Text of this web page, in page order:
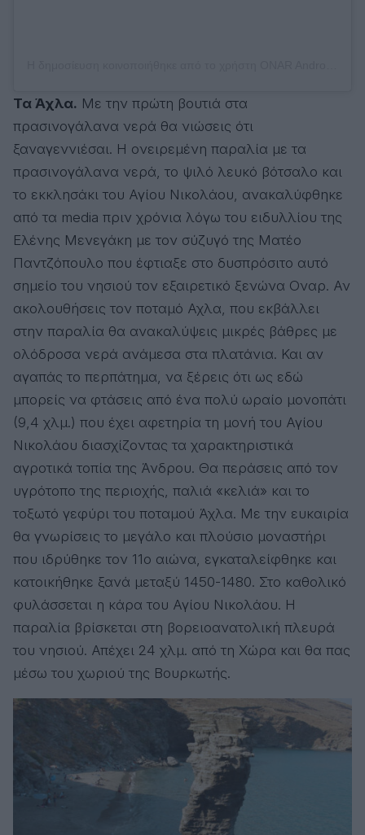
Τα Άχλα. Με την πρώτη βουτιά στα
πρασινογάλανα νερά θα νιώσεις ότι
ξαναγεννιέσαι. Η ονειρεμένη παραλία με τα
πρασινογάλανα νερά, το ψιλό λευκό βότσαλο και
το εκκλησάκι του Αγίου Νικολάου, ανακαλύφθηκε
από τα media πριν χρόνια λόγω του ειδυλλίου της
Ελένης Μενεγάκη με τον σύζυγό της Ματέο
Παντζόπουλο που έφτιαξε στο δυσπρόσιτο αυτό
σημείο του νησιού τον εξαιρετικό ξενώνα Οναρ. Αν
ακολουθήσεις τον ποταμό Αχλα, που εκβάλλει
στην παραλία θα ανακαλύψεις μικρές βάθρες με
ολόδροσα νερά ανάμεσα στα πλατάνια. Και αν
αγαπάς το περπάτημα, να ξέρεις ότι ως εδώ
μπορείς να φτάσεις από ένα πολύ ωραίο μονοπάτι
(9,4 χλμ.) που έχει αφετηρία τη μονή του Αγίου
Νικολάου διασχίζοντας τα χαρακτηριστικά
αγροτικά τοπία της Άνδρου. Θα περάσεις από τον
υγρότοπο της περιοχής, παλιά «κελιά» και το
τοξωτό γεφύρι του ποταμού Άχλα. Με την ευκαιρία
θα γνωρίσεις το μεγάλο και πλούσιο μοναστήρι
που ιδρύθηκε τον 11ο αιώνα, εγκαταλείφθηκε και
κατοικήθηκε ξανά μεταξύ 1450-1480. Στο καθολικό
φυλάσσεται η κάρα του Αγίου Νικολάου. Η
παραλία βρίσκεται στη βορειοανατολική πλευρά
του νησιού. Απέχει 24 χλμ. από τη Χώρα και θα πας
μέσω του χωριού της Βουρκωτής.